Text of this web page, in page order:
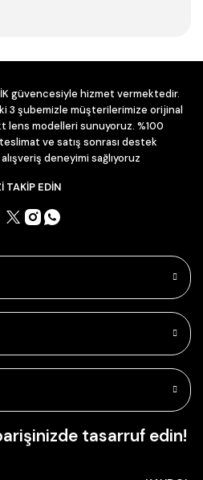
güvencesiyle hizmet vermektedir.
3 şubemizle müşterilerimize orijinal
lens modelleri sunuyoruz. %100
ve satış sonrası destek
alışveriş deneyimi sağlıyoruz
TAKİP EDİN
tasarruf edin!